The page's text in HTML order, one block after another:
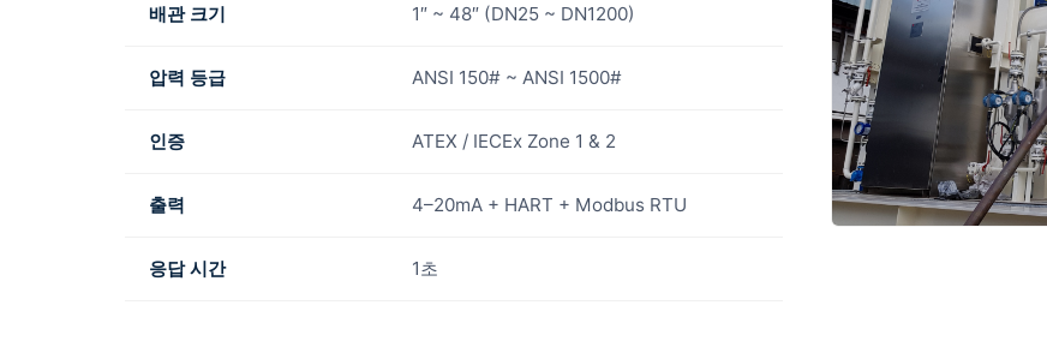
배관 크기 1″ ~ 48″ (DN25 ~ DN1200)
압력 등급 ANSI 150# ~ ANSI 1500#
인증 ATEX / IECEx Zone 1 & 2
출력 4–20mA + HART + Modbus RTU
응답 시간 1초